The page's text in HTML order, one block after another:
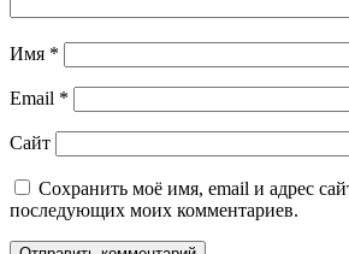
Имя *
Email *
Сайт
Сохранить моё имя, email и адрес
последующих моих комментариев.